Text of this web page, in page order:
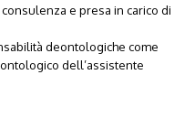
e presa in carico di
deontologiche come
dell’assistente